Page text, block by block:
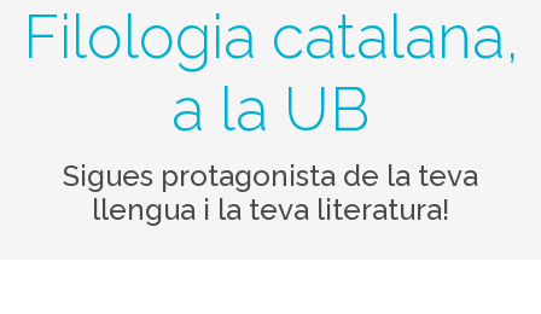
Filologia catalana,
a la UB
Sigues protagonista de la teva
llengua i la teva literatura!